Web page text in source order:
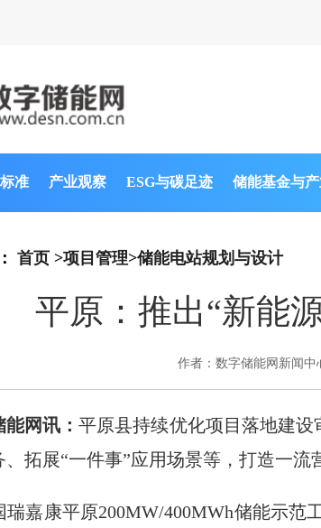
准 产业观察 ESG与碳足迹 储能基金与
首页 >项目管理>储能电站规划与设计
平原：推出“新能
作者：数字储能网新闻中
能网讯：平原县持续优化项目落地建
拓展“一件事”应用场景等，打造一流
瑞嘉康平原200MW/400MWh储能示范